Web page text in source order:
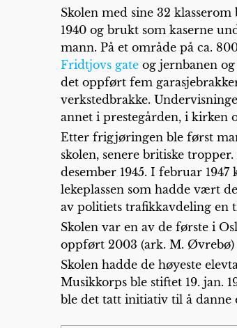
Skolen med sine 32
1940 og brukt som kaserne
mann. På et område på ca.
Fridtjovs gate og jernbanen
det oppført fem
verkstedbrakke.
annet i prestegården, i kirken
Etter frigjøringen ble først
skolen, senere britiske
desember 1945. I februar
lekeplassen som hadde vært
av politiets trafikkavdeling en
Skolen var en av de første i
oppført 2003 (ark. M. Øvrebø)
Skolen hadde de høyeste
Musikkorps ble stiftet 19. jan.
ble det tatt initiativ til å danne